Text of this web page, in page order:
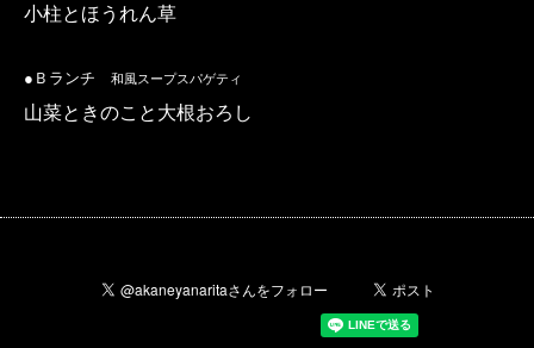
小柱とほうれん草
●Ｂランチ 和風スープスパゲティ
山菜ときのこと大根おろし